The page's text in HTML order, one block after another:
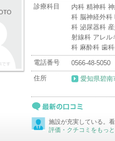
診療科目
内科 精神科
科 脳神経外科
科 泌尿器科
射線科 アレル
科 麻酔科 歯
電話番号
0566-48-5050
住所
愛知県碧南
最新の口コミ施設が充実している。
評価・クチコミをもっ